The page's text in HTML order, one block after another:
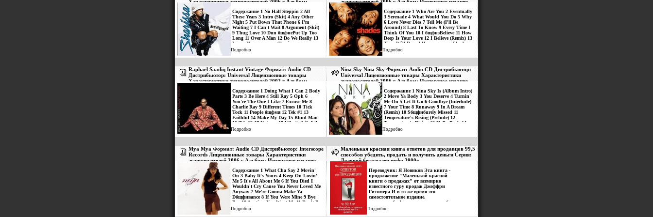
Характеристики аудионосителей 2006 г Альбом:
Импортное издание инфо 2895v.
Содержание 1 No Half Steppin 2 All
These Years 3 Intro (Skit) 4 Any Other
Night 5 Put Down That Phone 6 I'm
Waiting 7 I Can't Wait 8 Argument (Skit)
9 Thug Love 10 Dun бщфнеPut Up Too
Long 11 Over A Man 12 Do We Really 13
Issues Исполнитель Sharissa.
Подробно
Raphael Saadiq Instant Vintage Формат: Audio CD
Дистрибьютор: Universal Лицензионные товары
Характеристики аудионосителей 2002 г Альбом:
Содержание 1 Doing What I Can 2 Body
Parts 3 Be Here 4 Still Ray 5 Oph 6
You're The One I Like 7 Excuse Me 8
Charlie Ray 9 Different Times 10 Tick
Tock 11 People бщфмя 12 Tek #1 13
Faithful 14 Make My Day 15 Blind Man
16 Tek #2 17 Uptown 18 What's Life Like
19 Skyy, Can You Feel Me Исполнитель
Рафаэль Саадик Raphael Saadiq.
Подробно
Mya Mya Формат: Audio CD Дистрибьютор: Interscope
Records Лицензионные товары Характеристики
аудионосителей 2006 г Альбом: Импортное издание
инфо 2899v.
Содержание 1 What Cha Say 2 Movin'
On 3 Baby It's Yours 4 Keep On Lovin'
Me 5 It's All About Me 6 If You Died I
Wouldn't Cry Cause You Never Loved Me
Anyway 7 We're Gonna Make Ya
Dбщфнвance 8 If You Were Mine 9 Bye
Bye 10 Anytime You Want Me 11 Don't Be
Afraid 12 My First Night With You 13
Movin' On Исполнитель Mya.
Подробно
аудионосителей 2006 г Альбом: Импортное издание
инфо 2896v.
Содержание 1 Who Are You 2 Eventually
3 Serenade 4 What Would You Do 5 Why
6 Love Never Dies 7 Tell Me (I'll Be
Around) 8 Last To Know 9 Every Time I
Think Of You 10 I бщфнзBelieve 11 How
Deep Is Your Love 12 I Believe (Remix) 13
Time Will Reveal Исполнитель Shades.
Подробно
Nina Sky Nina Sky Формат: Audio CD Дистрибьютор:
Universal Лицензионные товары Характеристики
аудионосителей 2006 г Альбом: Импортное издание
инфо 2898v.
Содержание 1 Nina Sky Is (Album Intro)
2 Move Ya Body 3 You Deserve 4 Turnin'
Me On 5 Let It Go 6 Goodbye (Interlude)
7 Your Time 8 Runaway 9 In A Dream
(Remix) 10 Sбщфнбurely Missed 11
Temperature's Rising (Prelude) 12
Temperature's Rising 13 Holla Back 14
Faded Memories Исполнитель "Nina
Sky".
Подробно
Маленькая красная книга ответов для продавцов 99,5
способов убедить, продать и получить деньги Серия:
Деловой бестселлер инфо 2900v.
Переводчик: Я Новиков Эта книга -
продолжение "Маленькой красной
книги о продажах" от всемирно
известного гуру продаж Джеффри
Гитомера И в то же время это
самостоятельное издание,
мгновеннобщфнг, как и первая работа,
ставшее мировым бестселлером
Раскрывая взаимоотношения продавца
Подробно